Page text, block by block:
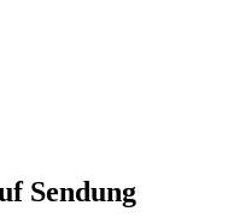
Sendung